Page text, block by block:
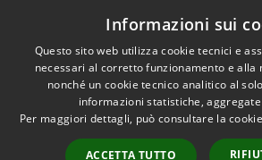
Dichiarazione di accessibilità
Accessibilità
Informazioni sui
Questo sito web utilizza cookie tecnici e
necessari al corretto funzionamento e alla
nonché un cookie tecnico analitico al
informazioni statistiche,
Per maggiori dettagli, può consultare la
ACCETTA TUTTO